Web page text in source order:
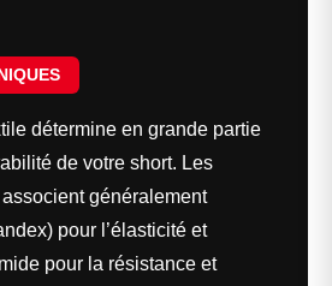
détermine en grande partie
de votre short. Les
généralement
pour l’élasticité et
pour la résistance et